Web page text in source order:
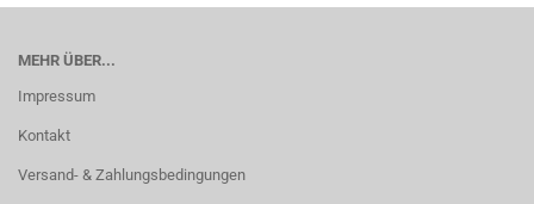
MEHR ÜBER...
Impressum
Kontakt
Versand- & Zahlungsbedingungen